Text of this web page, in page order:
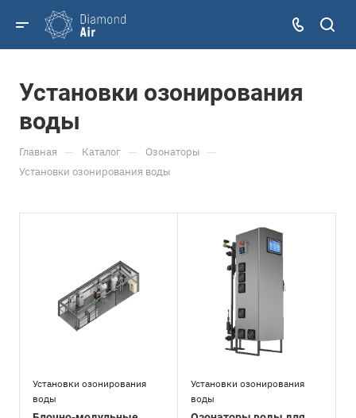
Установки озонирования
воды
Главная — Каталог — Озонаторы —
Установки озонирования воды
Установки озонирования
воды
Установки озонирования
воды